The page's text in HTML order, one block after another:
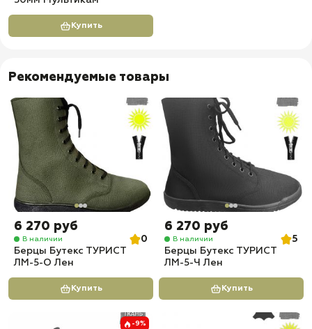
Купить
Рекомендуемые товары
6 270 руб
В наличии
0
Берцы Бутекс ТУРИСТ
ЛМ-5-О Лен
Купить
6 270 руб
В наличии
5
Берцы Бутекс ТУРИСТ
ЛМ-5-Ч Лен
Купить
-9%